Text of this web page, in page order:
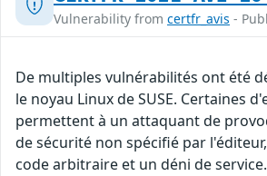
Vulnerability from certfr_avis -
De multiples vulnérabilités ont été
le noyau Linux de SUSE. Certaines
permettent à un attaquant de
de sécurité non spécifié par
code arbitraire et un déni de service.